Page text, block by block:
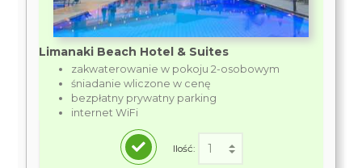
Limanaki Beach Hotel & Suites
zakwaterowanie w pokoju 2-osobowym
śniadanie wliczone w cenę
bezpłatny prywatny parking
internet WiFi
Ilość: